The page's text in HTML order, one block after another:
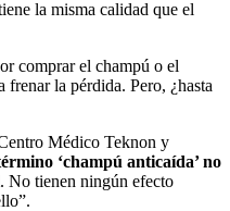
la misma calidad que el
comprar el champú o el
la pérdida. Pero, ¿hasta
Médico Teknon y
‘champú anticaída’ no
. No tienen ningún efecto